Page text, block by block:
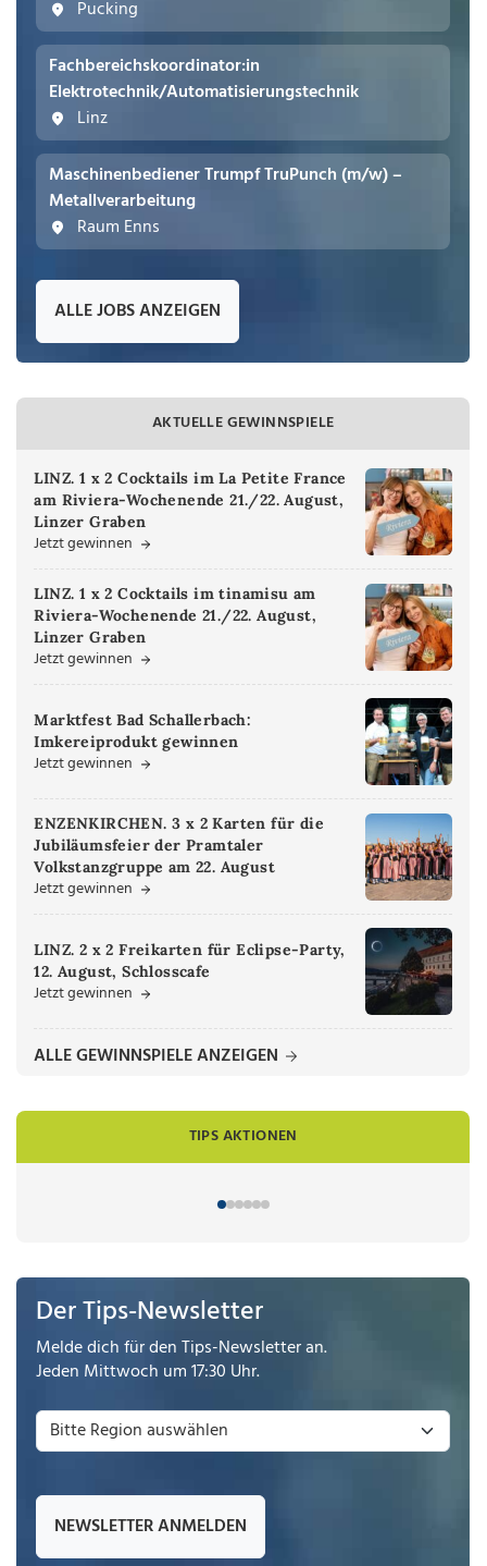
Pucking
Fachbereichskoordinator:in
Elektrotechnik/Automatisierungstechnik
Linz
Maschinenbediener Trumpf TruPunch (m/w) –
Metallverarbeitung
Raum Enns
ALLE JOBS ANZEIGEN
AKTUELLE GEWINNSPIELE
LINZ. 1 x 2 Cocktails im La Petite France
am Riviera-Wochenende 21./22. August,
Linzer Graben
Jetzt gewinnen
LINZ. 1 x 2 Cocktails im tinamisu am
Riviera-Wochenende 21./22. August,
Linzer Graben
Jetzt gewinnen
Marktfest Bad Schallerbach:
Imkereiprodukt gewinnen
Jetzt gewinnen
ENZENKIRCHEN. 3 x 2 Karten für die
Jubiläumsfeier der Pramtaler
Volkstanzgruppe am 22. August
Jetzt gewinnen
LINZ. 2 x 2 Freikarten für Eclipse-Party,
12. August, Schlosscafe
Jetzt gewinnen
ALLE GEWINNSPIELE ANZEIGEN
TIPS AKTIONEN
Der Tips-Newsletter
Melde dich für den Tips-Newsletter an.
Jeden Mittwoch um 17:30 Uhr.
NEWSLETTER ANMELDEN